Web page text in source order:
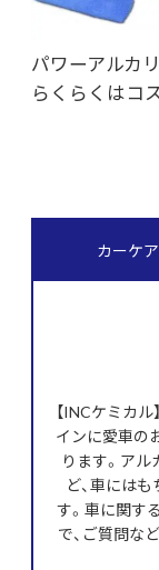
パワーアルカ
らくらくはコ
カーケ
【INCケミカ
インに愛車の
ります。ア
ど、車には
す。車に関す
で、ご質問な